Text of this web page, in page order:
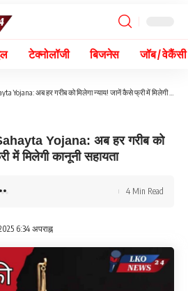
टेक्नोलॉजी बिजनेस जॉब / वेकैंसी
अब हर गरीब को मिलेगा न्याय! जानें कैसे फ्री में मिलेगी कानूनी सहायता
Yojana: अब हर गरीब को
में मिलेगी कानूनी सहायता
6:34 अपराह्न
4 Min Read